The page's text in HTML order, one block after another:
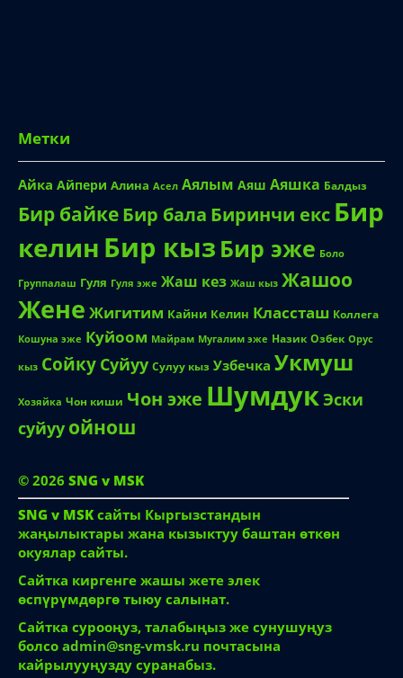
Метки
Айка Айпери Алина Асел Аялым Аяш Аяшка Балдыз
Бир байкеБир бала Биринчи екс Бир
келин Бир кыз Бир эже Боло
Группалаш Гуля Гуля эже Жаш кез Жаш кыз Жашоо
Жене Жигитим Кайни Келин Классташ Коллега
Кошуна эже Куйоом Майрам Мугалим эже Назик Озбек Орус
кыз Сойку Суйуу Сулуу кыз Узбечка Укмуш
Хозяйка Чон киши Чон эже ШумдукЭски
суйуу ойнош
© 2026 SNG v MSK
SNG v MSK сайты Кыргызстандын
жаңылыктары жана кызыктуу баштан өткөн
окуялар сайты.
Сайтка киргенге жашы жете элек
өспүрүмдөргө тыюу салынат.
Сайтка сурооңуз, талабыңыз же сунушуңуз
болсо admin@sng-vmsk.ru почтасына
кайрылууңузду суранабыз.